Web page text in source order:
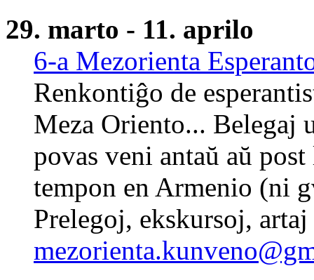
29. marto - 11. aprilo
6-a Mezorienta
Renkontiĝo de
Meza Oriento... Belegaj
povas veni antaŭ aŭ
tempon en Armenio (ni
Prelegoj, ekskursoj,